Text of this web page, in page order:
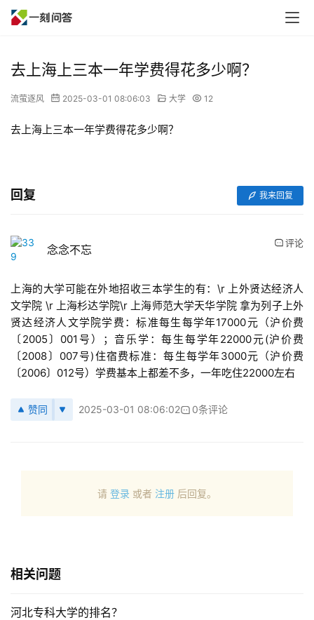
去上海上三本一年学费得花多少啊？
流萤逐风 2025-03-01 08:06:03 大学 12
去上海上三本一年学费得花多少啊？
回复 我来回复
念念不忘 评论
上海的大学可能在外地招收三本学生的有：\r 上外贤达经济人
文学院 \r 上海杉达学院\r 上海师范大学天华学院 拿为列子上外
贤达经济人文学院学费：标准每生每学年17000元（沪价费
〔2005〕001号）；音乐学：每生每学年22000元(沪价费
〔2008〕007号)住宿费标准：每生每学年3000元（沪价费
〔2006〕012号）学费基本上都差不多，一年吃住22000左右
赞同 2025-03-01 08:06:02 0条评论
请 登录 或者 注册 后回复。
相关问题
河北专科大学的排名？